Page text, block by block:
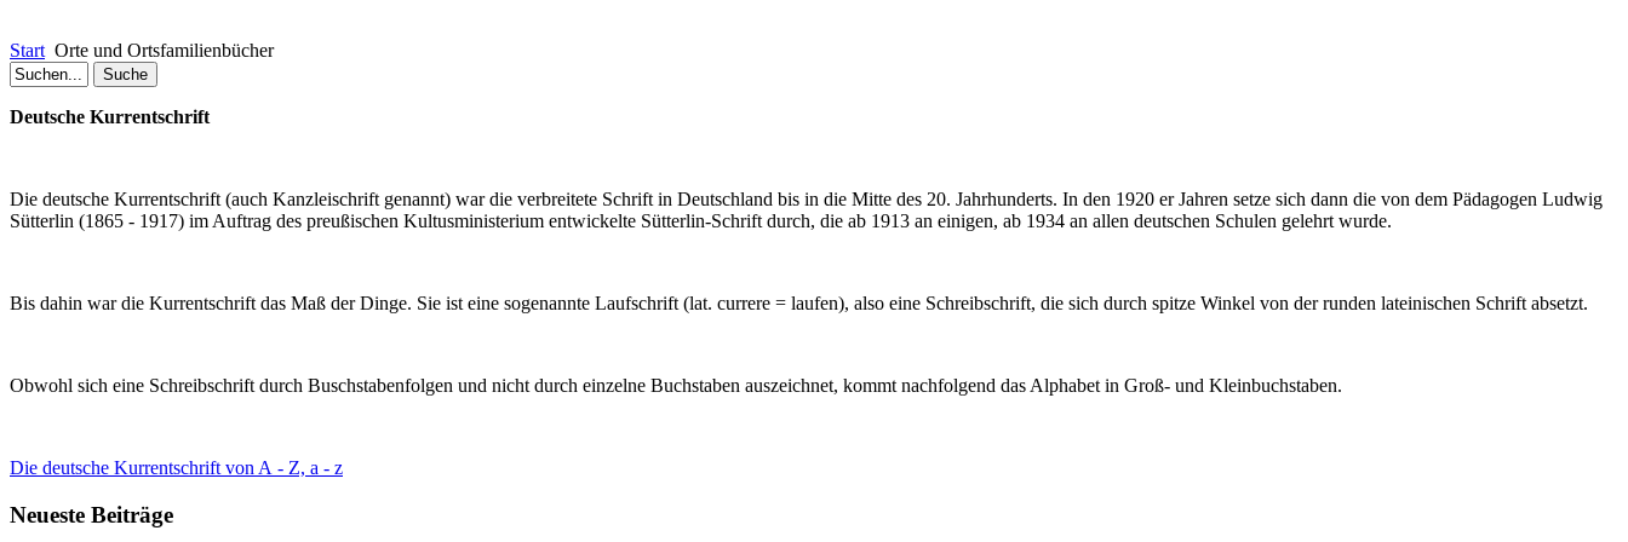
Start Orte und Ortsfamilienbücher
Deutsche Kurrentschrift
Die deutsche Kurrentschrift (auch Kanzleischrift genannt) war die verbreitete Schrift in Deutschland bis in die Mitte des 20. Jahrhunderts. In den 1920 er Jahren setze sich dann die von dem Pädagogen Ludwig
Sütterlin (1865 - 1917) im Auftrag des preußischen Kultusministerium entwickelte Sütterlin-Schrift durch, die ab 1913 an einigen, ab 1934 an allen deutschen Schulen gelehrt wurde.
Bis dahin war die Kurrentschrift das Maß der Dinge. Sie ist eine sogenannte Laufschrift (lat. currere = laufen), also eine Schreibschrift, die sich durch spitze Winkel von der runden lateinischen Schrift absetzt.
Obwohl sich eine Schreibschrift durch Buschstabenfolgen und nicht durch einzelne Buchstaben auszeichnet, kommt nachfolgend das Alphabet in Groß- und Kleinbuchstaben.
Die deutsche Kurrentschrift von A - Z, a - z
Neueste Beiträge